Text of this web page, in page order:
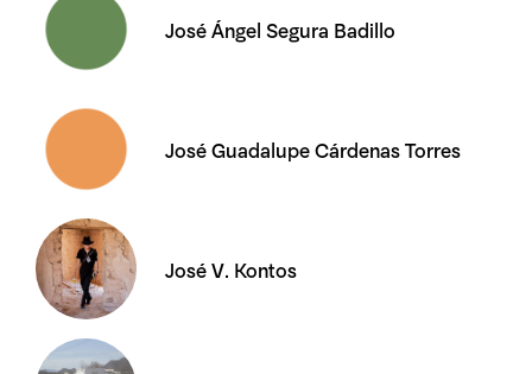
José Ángel Segura Badillo
José Guadalupe Cárdenas Torres
José V. Kontos